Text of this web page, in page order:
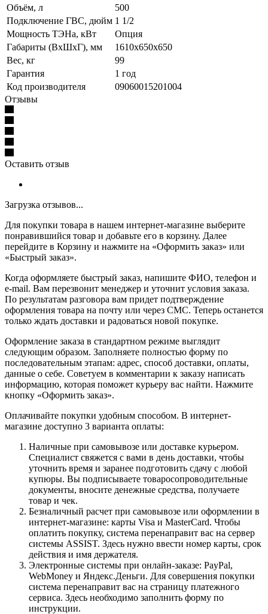
Объём, л
500
Подключение ГВС, дюйм 1 1/2
Мощность ТЭНа, кВт
Опция
Габариты (ВхШхГ), мм
1610х650х650
Вес, кг
99
Гарантия
1 год
Код производителя
09060015201004
Отзывы
Оставить отзыв
Загрузка отзывов...
Для покупки товара в нашем интернет-магазине выберите
понравившийся товар и добавьте его в корзину. Далее
перейдите в Корзину и нажмите на «Оформить заказ» или
«Быстрый заказ».
Когда оформляете быстрый заказ, напишите ФИО, телефон и
e-mail. Вам перезвонит менеджер и уточнит условия заказа.
По результатам разговора вам придет подтверждение
оформления товара на почту или через СМС. Теперь останется
только ждать доставки и радоваться новой покупке.
Оформление заказа в стандартном режиме выглядит
следующим образом. Заполняете полностью форму по
последовательным этапам: адрес, способ доставки, оплаты,
данные о себе. Советуем в комментарии к заказу написать
информацию, которая поможет курьеру вас найти. Нажмите
кнопку «Оформить заказ».
Оплачивайте покупки удобным способом. В интернет-
магазине доступно 3 варианта оплаты:
Наличные при самовывозе или доставке курьером.
Специалист свяжется с вами в день доставки, чтобы
уточнить время и заранее подготовить сдачу с любой
купюры. Вы подписываете товаросопроводительные
документы, вносите денежные средства, получаете
товар и чек.
Безналичный расчет при самовывозе или оформлении в
интернет-магазине: карты Visa и MasterCard. Чтобы
оплатить покупку, система перенаправит вас на сервер
системы ASSIST. Здесь нужно ввести номер карты, срок
действия и имя держателя.
Электронные системы при онлайн-заказе: PayPal,
WebMoney и Яндекс.Деньги. Для совершения покупки
система перенаправит вас на страницу платежного
сервиса. Здесь необходимо заполнить форму по
инструкции.